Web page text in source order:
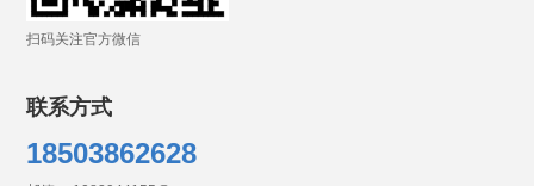
扫码关注官方微信
联系方式
18503862628